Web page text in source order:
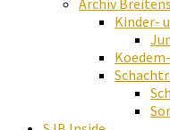
Archiv
Kinder-